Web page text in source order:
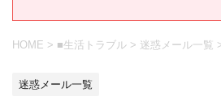
HOME > ■生活トラブル > 迷惑メール一覧
迷惑メール一覧